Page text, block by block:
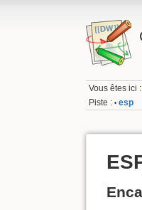
Vous êtes ici
Piste : • esp